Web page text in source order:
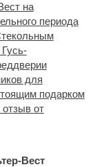
на
периода
для
подарком
от
Вест